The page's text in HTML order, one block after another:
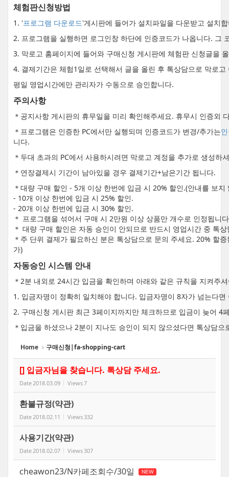
체험판신청방법
1. '프로그램 다운로드'게시판에 들어가 설치파일을 다운받고 설치
2. 프로그램을 실행하면 로그인창 하단에 인증코드가 나옵니다. 그
3. 막로고 홈페이지에 들어와 구매신청 게시판에 체험판 신청글을
4. 결제기간은 체험1일로 선택해서 글을 올린 후 톡상담으로 막로
평일 영업시간에만 관리자가 수동으로 승인합니다.
주의사항
＊공지사항 게시판의 휴무일을 미리 확인해주세요. 휴무시 인증외
＊프로그램은 인증한 PC에서만 실행되며 인증코드가 변경/추가는
니다.
＊두대 초과의 PC에서 사용하시려면 막로고 계정을 추가로 생성
＊연장결제시 기간이 남아있을 경우 결제기간+남은기간 됩니다.
＊대량 구매 할인 - 5개 이상 한번에 입금 시 20% 할인.(안내를 보
- 10개 이상 한번에 입금 시 25% 할인.
- 20개 이상 한번에 입금 시 30% 할인.
＊ 프로그램을 섞어서 구매 시 2만원 이상 상품만 개수로 인정됩니
＊ 대량 구매 할인은 자동 승인이 안되므로 반드시 영업시간 중 톡
＊주 단위 결제가 필요하신 분은 톡상담으로 문의 주세요. 20% 할
가)
자동승인 시스템 안내
＊2분 내외로 24시간 입금을 확인하며 아래와 같은 규칙을 지켜주
1. 입금자명이 정확히 일치해야 합니다. 입금자명이 8자가 넘는다
2. 구매신청 게시판 최근 3페이지까지만 체크하므로 입금이 늦어 4
＊입금을 하셨으나 2분이 지나도 승인이 되지 않으셨다면 톡상담
Home 구매신청|fa-shopping-cart
[] 입금자님을 찾습니다. 톡상담 주세요.
Date 2018.03.09 Views7
환불규정(약관)
Date 2018.02.11 Views 332
사용기간(약관)
Date 2018.02.07 Views 307
cheawon23/N카페조회수/30일 NEW